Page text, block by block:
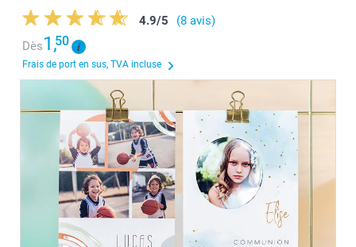
4.9/5
(8 avis)
Dès1,50
Frais de port en sus, TVA incluse